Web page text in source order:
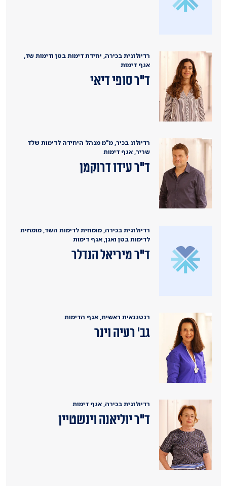
רדיולוגית בכירה, יחידת דימות בטן ודימות שד,
אגף דימות
ד"ר סופי דיאי
רדיולוג בכיר, מ"מ מנהל היחידה לדימות שלד
שריר, אגף דימות
ד"ר עידו דרוקמן
רדיולוגית בכירה, מומחית לדימות השד, מומחית
לדימות בטן ואגן, אגף דימות
ד"ר מיריאל הנדלר
רנטגנאית ראשית, אגף הדימות
גב' רעיה וינר
רדיולוגית בכירה, אגף דימות
ד"ר יוליאנה וינשטיין